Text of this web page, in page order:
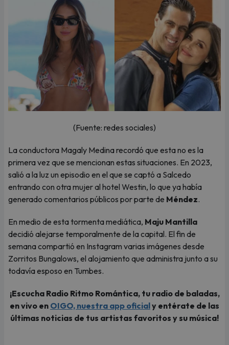
(Fuente: redes sociales)
La conductora Magaly Medina recordó que esta no es la
primera vez que se mencionan estas situaciones. En 2023,
salió a la luz un episodio en el que se captó a Salcedo
entrando con otra mujer al hotel Westin, lo que ya había
generado comentarios públicos por parte de Méndez.
En medio de esta tormenta mediática, Maju Mantilla
decidió alejarse temporalmente de la capital. El fin de
semana compartió en Instagram varias imágenes desde
Zorritos Bungalows, el alojamiento que administra junto a su
todavía esposo en Tumbes.
¡Escucha Radio Ritmo Romántica, tu radio de baladas,
en vivo en OIGO, nuestra app oficialy entérate de las
últimas noticias de tus artistas favoritos y su música!